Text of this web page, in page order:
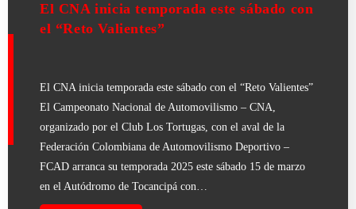
El CNA inicia temporada este sábado con
el “Reto Valientes”
El CNA inicia temporada este sábado con el “Reto Valientes”
El Campeonato Nacional de Automovilismo – CNA,
organizado por el Club Los Tortugas, con el aval de la
Federación Colombiana de Automovilismo Deportivo –
FCAD arranca su temporada 2025 este sábado 15 de marzo
en el Autódromo de Tocancipá con…